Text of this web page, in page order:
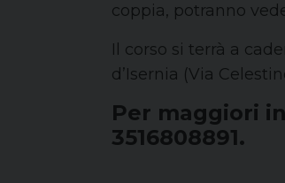
coppia, potranno
Il corso si terrà a
d’Isernia (Via
Per maggiori
3516808891.